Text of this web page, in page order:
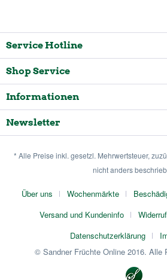
Service Hotline
Shop Service
Informationen
Newsletter
* Alle Preise inkl. gesetzl. Mehrwertsteuer,
nicht anders
Über uns Wochenmärkte
Versand und Kundeninfo
Datenschutzerklärung
© Sandner Früchte Online 2016. Alle